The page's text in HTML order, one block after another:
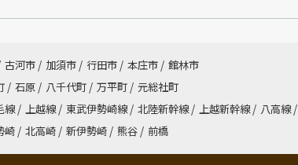
古河市 / 加須市 / 行田市 / 本庄市 / 館林市
/ 石原 / 八千代町 / 万平町 / 元総社町
線 / 上越線 / 東武伊勢崎線 / 北陸新幹線 / 上越新幹線 / 八高線 /
崎 / 北高崎 / 新伊勢崎 / 熊谷 / 前橋